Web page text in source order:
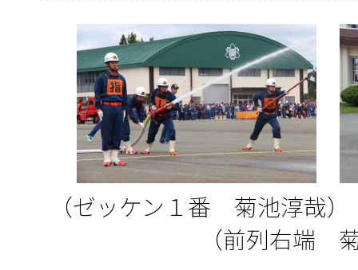
（ゼッケン１
（前列右端